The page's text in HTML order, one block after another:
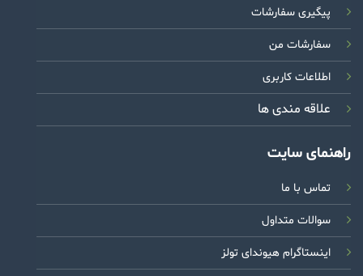
پیگیری سفارشات
سفارشات من
اطلاعات کاربری
علاقه مندی ها
راهنمای سایت
تماس با ما
سوالات متداول
اینستاگرام هیوندای تولز